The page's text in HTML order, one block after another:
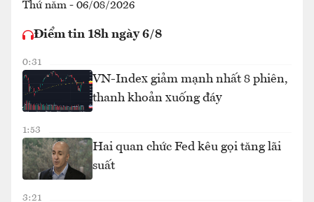
Thứ năm - 06/08/2026
Điểm tin 18h ngày 6/8
0:31
VN-Index giảm mạnh nhất 8 phiên,
thanh khoản xuống đáy
1:53
Hai quan chức Fed kêu gọi tăng lãi
suất
3:21